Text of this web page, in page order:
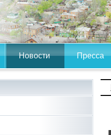
Новости Пресса